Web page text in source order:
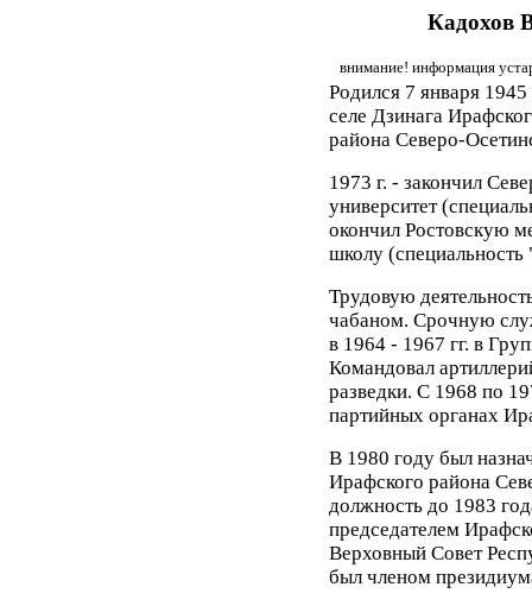
Кадохов
внимание! информация
Родился 7 января 1945
селе Дзинага
района Северо-
1973 г. - закончил
университет
окончил Ростовскую
школу (специальность
Трудовую
чабаном. Срочную
в 1964 - 1967 гг. в
Командовал
разведки. С 1968 по
партийных органах
В 1980 году был
Ирафского района
должность до 1983
председателем
Верховный Совет
был членом